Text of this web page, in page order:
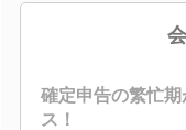
確定申告の繁忙
ス！